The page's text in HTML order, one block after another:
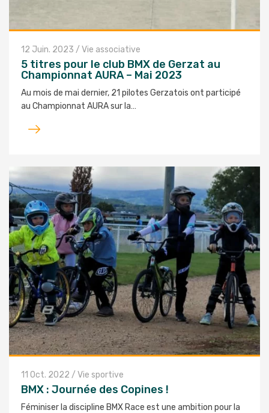
12 Juin. 2023 / Vie associative
5 titres pour le club BMX de Gerzat au
Championnat AURA – Mai 2023
Au mois de mai dernier, 21 pilotes Gerzatois ont participé
au Championnat AURA sur la…
Lire
l'article
11 Oct. 2022 / Vie sportive
BMX : Journée des Copines !
Féminiser la discipline BMX Race est une ambition pour la